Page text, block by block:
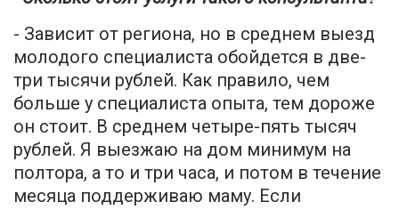
- Зависит от региона, но в среднем выезд
молодого специалиста обойдется в две-
три тысячи рублей. Как правило, чем
больше у специалиста опыта, тем дороже
он стоит. В среднем четыре-пять тысяч
рублей. Я выезжаю на дом минимум на
полтора, а то и три часа, и потом в течение
месяца поддерживаю маму. Если